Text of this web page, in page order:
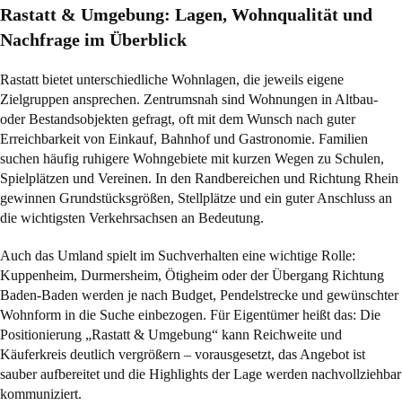
Rastatt & Umgebung: Lagen, Wohnqualität und
Nachfrage im Überblick
Rastatt bietet unterschiedliche Wohnlagen, die jeweils eigene
Zielgruppen ansprechen. Zentrumsnah sind Wohnungen in Altbau-
oder Bestandsobjekten gefragt, oft mit dem Wunsch nach guter
Erreichbarkeit von Einkauf, Bahnhof und Gastronomie. Familien
suchen häufig ruhigere Wohngebiete mit kurzen Wegen zu Schulen,
Spielplätzen und Vereinen. In den Randbereichen und Richtung Rhein
gewinnen Grundstücksgrößen, Stellplätze und ein guter Anschluss an
die wichtigsten Verkehrsachsen an Bedeutung.
Auch das Umland spielt im Suchverhalten eine wichtige Rolle:
Kuppenheim, Durmersheim, Ötigheim oder der Übergang Richtung
Baden-Baden werden je nach Budget, Pendelstrecke und gewünschter
Wohnform in die Suche einbezogen. Für Eigentümer heißt das: Die
Positionierung „Rastatt & Umgebung“ kann Reichweite und
Käuferkreis deutlich vergrößern – vorausgesetzt, das Angebot ist
sauber aufbereitet und die Highlights der Lage werden nachvollziehbar
kommuniziert.